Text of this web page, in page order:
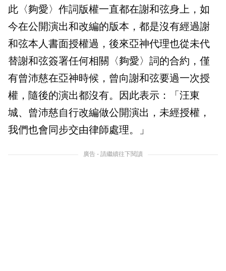
此〈夠愛〉作詞版權一直都在謝和弦身上，如
今在公開演出和改編的版本，都是沒有經過謝
和弦本人書面授權過，後來亞神代理也從未代
替謝和弦簽署任何相關〈夠愛〉詞的合約，僅
有曾沛慈在亞神時候，曾向謝和弦要過一次授
權，隨後的演出都沒有。因此表示：「汪東
城、曾沛慈自行改編做公開演出，未經授權，
我們也會同步交由律師處理。」
廣告 - 請繼續往下閱讀